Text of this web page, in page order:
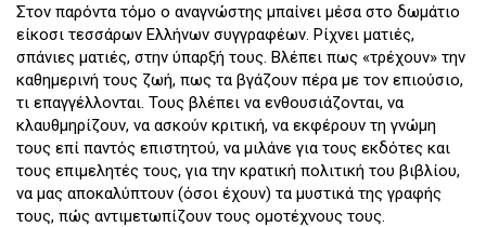
Στον παρόντα τόμο ο αναγνώστης μπαίνει μέσα στο δωμάτιο
είκοσι τεσσάρων Ελλήνων συγγραφέων. Ρίχνει ματιές,
σπάνιες ματιές, στην ύπαρξή τους. Βλέπει πως «τρέχουν» την
καθημερινή τους ζωή, πως τα βγάζουν πέρα με τον επιούσιο,
τι επαγγέλλονται. Τους βλέπει να ενθουσιάζονται, να
κλαυθμηρίζουν, να ασκούν κριτική, να εκφέρουν τη γνώμη
τους επί παντός επιστητού, να μιλάνε για τους εκδότες και
τους επιμελητές τους, για την κρατική πολιτική του βιβλίου,
να μας αποκαλύπτουν (όσοι έχουν) τα μυστικά της γραφής
τους, πώς αντιμετωπίζουν τους ομοτέχνους τους.